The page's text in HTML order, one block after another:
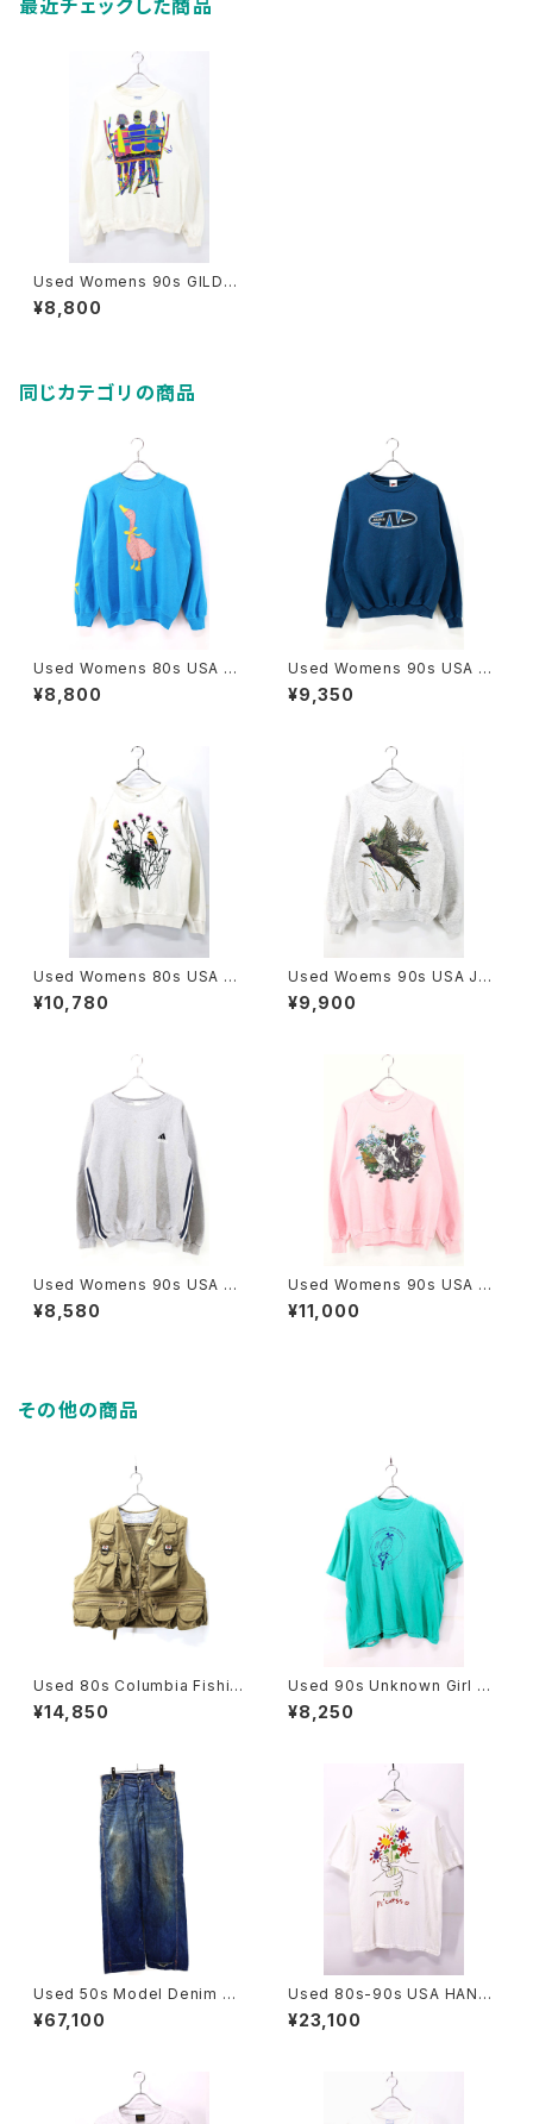
最近チェックした商品
Used Womens 90s GILDA
N Andrew Carson Ski Art G
raphic Sweat Size M 古着
¥8,800
同じカテゴリの商品
Used Womens 80s USA H
ANES Duck Animal Appliqu
e Blue Sweat Size M 古着
¥8,800
Used Womens 90s USA Ni
ke Turquoise Sweat Size
M 相当 古着
¥9,350
Used Womens 80s USA G
old Finch×Thistle Animal A
rt Graphic Sweat Size L 古
¥10,780
Used Woems 90s USA JER
ZEES Pheasant Animal Art
Graphic Sweat Size M 古着
¥9,900
Used Womens 90s USA ad
idas 3Line Design Sweat S
ize S 古着
¥8,580
Used Womens 90s USA JE
RZEES Kitty Cat Animal Art
Graphic Pink Sweat Size L
¥11,000
その他の商品
Used 80s Columbia Fishin
g Gimmick Pocket Vest Siz
e L 相当 古着
¥14,850
Used 90s Unknown Girl Sc
out Turquoise T-Shirt Size
L 相当 古着
¥8,250
Used 50s Model Denim Pa
inter Pants Size W32 L31
古着
¥67,100
Used 80s-90s USA HANES
PICASSO The Bouquet Art
Graphic T-Shirt Size L 古着
¥23,100